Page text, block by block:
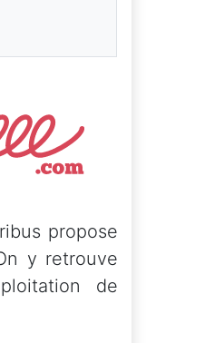
propose
y retrouve
de